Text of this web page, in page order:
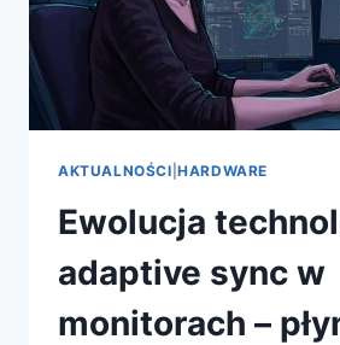
AKTUALNOŚCI |HARDWARE
Ewolucja
adaptive sync w
monitorach –